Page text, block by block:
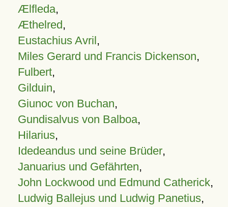
Ælfleda,
Æthelred,
Eustachius Avril,
Miles Gerard und Francis Dickenson,
Fulbert,
Gilduin,
Giunoc von Buchan,
Gundisalvus von Balboa,
Hilarius,
Idedeandus und seine Brüder,
Januarius und Gefährten,
John Lockwood und Edmund Catherick,
Ludwig Ballejus und Ludwig Panetius,